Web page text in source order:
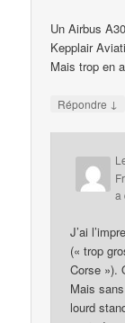
Un Airbus
Kepplair
Mais trop en
Répondre ↓
a
J’ai
(« trop
Corse »).
Mais
lourd